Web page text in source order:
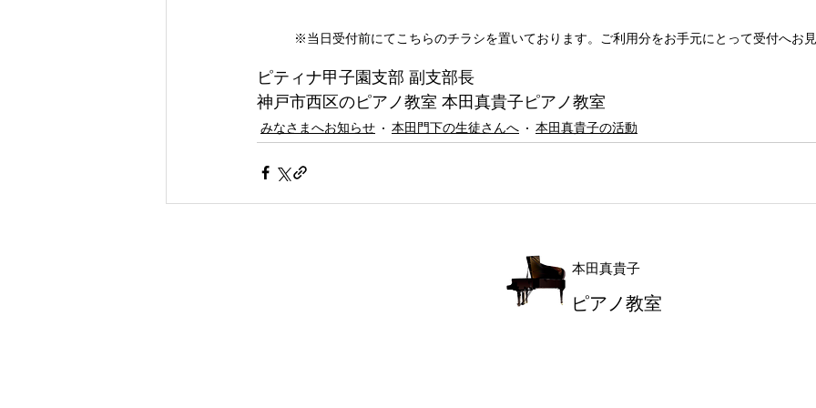
※当日受付前にてこちらのチラシを置いております。ご利用分をお手元にとって受付へお見
ピティナ甲子園支部 副支部長
神戸市西区のピアノ教室 本田真貴子ピアノ教室
みなさまへお知らせ 本田門下の生徒さんへ 本田真貴子の活動
本田真貴子
ピアノ教室